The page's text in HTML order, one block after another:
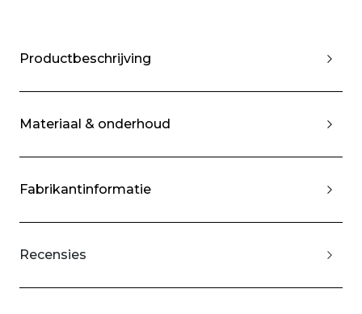
Productbeschrijving
Materiaal & onderhoud
Fabrikantinformatie
Recensies